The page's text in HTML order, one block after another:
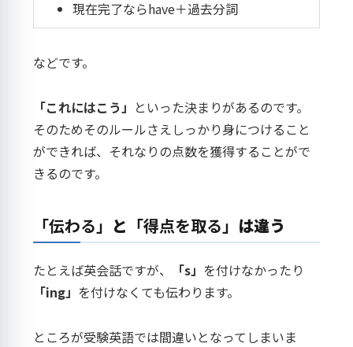
現在完了ならhave＋過去分詞
などです。
「これにはこう」 といった決まりがあるのです。
そのためそのルールさえしっかり身につけること
ができれば、それなりの点数を獲得することがで
きるのです。
「伝わる」 と 「得点を取る」 は違う
たとえば英会話ですが、 「s」 を付けなかったり
「ing」 を付けなくても伝わります。
ところが受験英語では間違いとなってしまいま